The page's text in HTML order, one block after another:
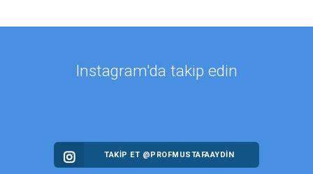
Instagram'da takip edin
TAKİP ET @PROFMUSTAFAAYDIN